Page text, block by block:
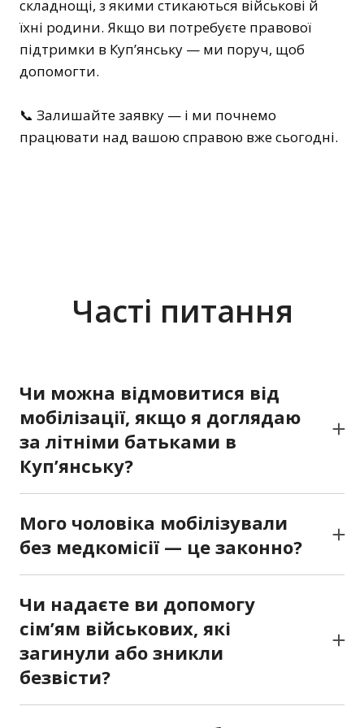
складнощі, з якими стикаються військові й
їхні родини. Якщо ви потребуєте правової
підтримки в Куп’янську — ми поруч, щоб
допомогти.
📞 Залишайте заявку — і ми почнемо
працювати над вашою справою вже сьогодні.
Часті питання
Чи можна відмовитися від
мобілізації, якщо я доглядаю
за літніми батьками в
Куп’янську?
Так, за певних умов догляд за близькими
відстрочки. Ми допоможемо зібрати необхідні
документи, подати заяву до ТЦК та, у разі
потреби, оскаржити відмову.
Мого чоловіка мобілізували
без медкомісії — це законно?
Ні, проходження медичного огляду є
ініціювати юридичне оскарження рішення
ТЦК, організувати повторну комісію та
добитися перегляду мобілізації.
Чи надаєте ви допомогу
сім’ям військових, які
загинули або зникли
безвісти?
Так, ми супроводжуємо юридичне